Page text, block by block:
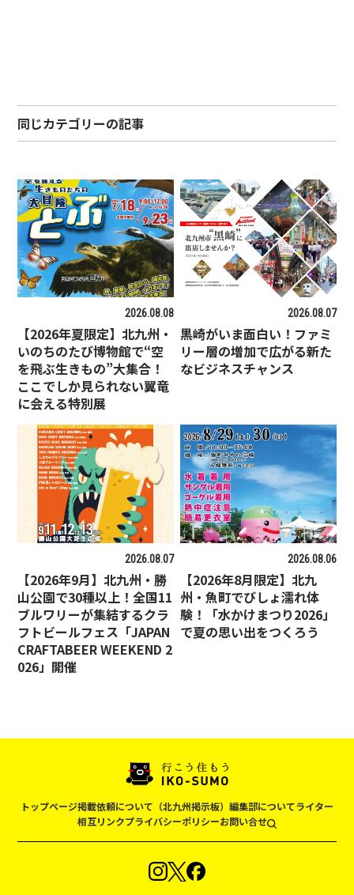
同じカテゴリーの記事
2026.08.08
【2026年夏限定】北九州・
いのちのたび博物館で“空
を飛ぶ生きもの”大集合！
ここでしか見られない翼竜
に会える特別展
2026.08.07
黒崎がいま面白い！ファミ
リー層の増加で広がる新た
なビジネスチャンス
2026.08.07
【2026年9月】北九州・勝
山公園で30種以上！全国11
ブルワリーが集結するクラ
フトビールフェス「JAPAN
CRAFTABEER WEEKEND 2
026」開催
2026.08.06
【2026年8月限定】北九
州・魚町でびしょ濡れ体
験！「水かけまつり2026」
で夏の思い出をつくろう
トップページ掲載依頼について（北九州掲示板） 編集部についてライター
相互リンクプライバシーポリシーお問い合せ